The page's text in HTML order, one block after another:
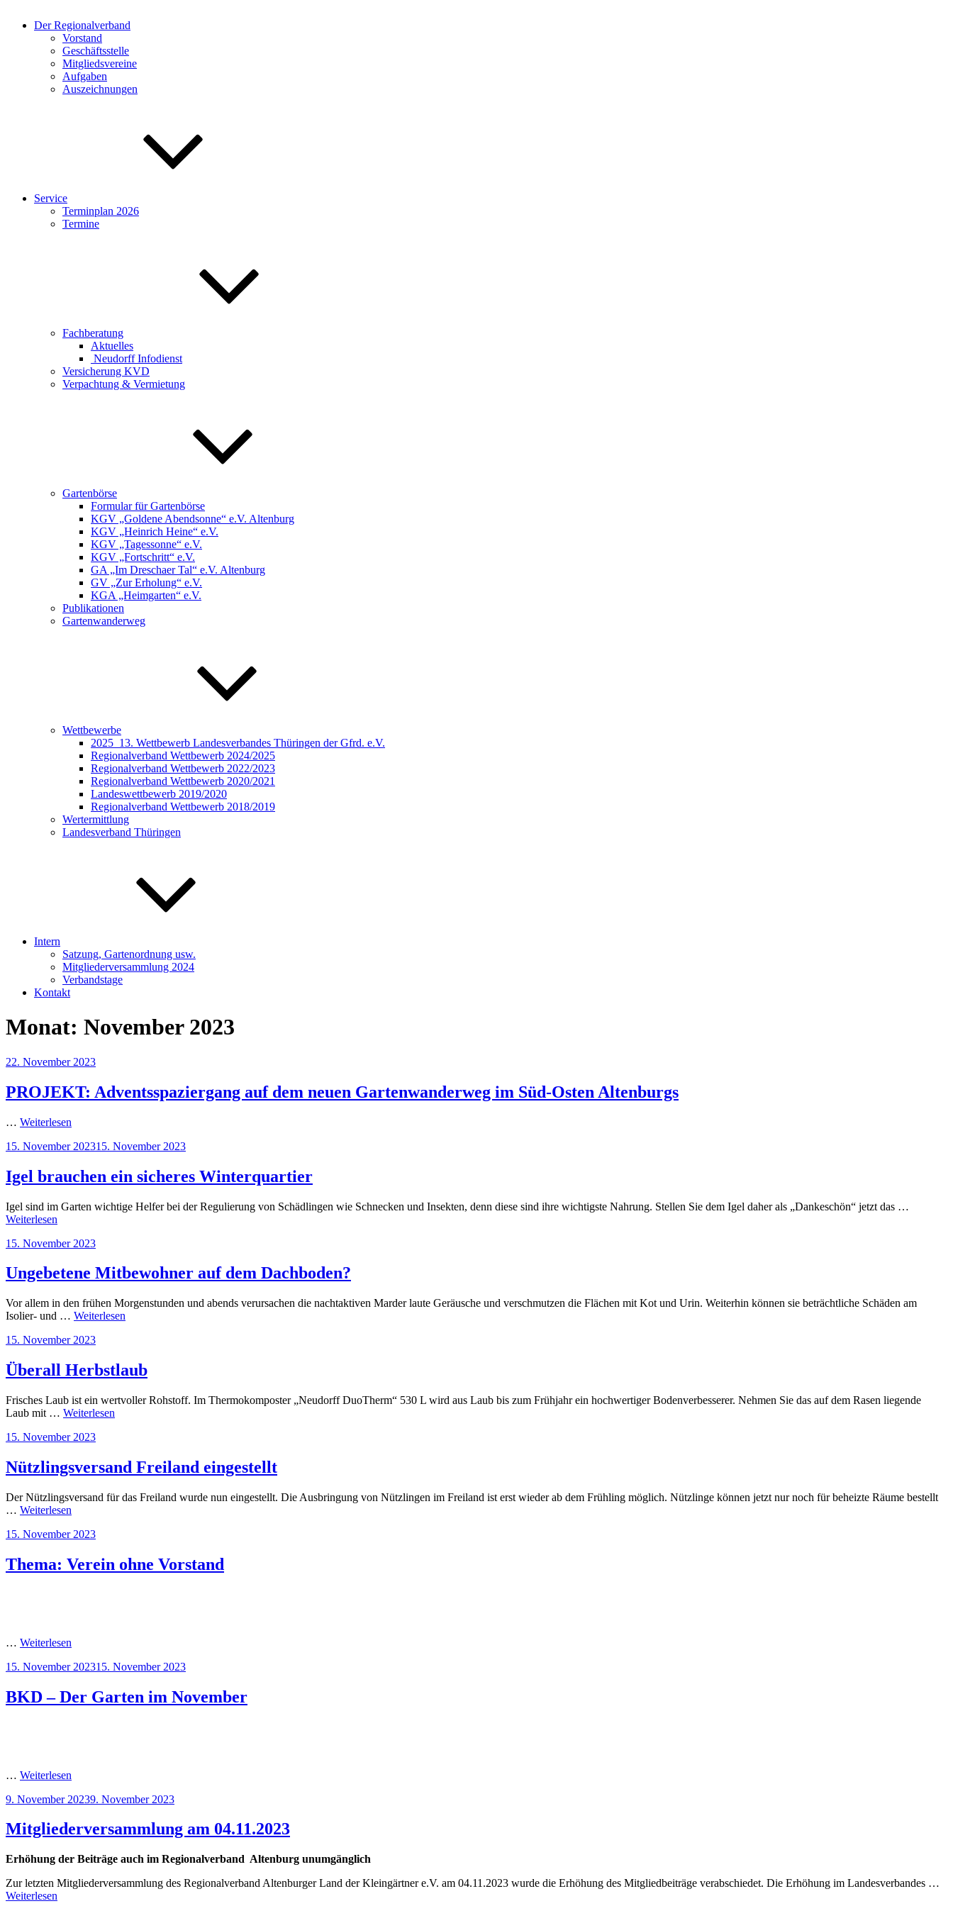
Der Regionalverband
Vorstand
Geschäftsstelle
Mitgliedsvereine
Aufgaben
Auszeichnungen
Service
Terminplan 2026
Termine
Fachberatung
Aktuelles
Neudorff Infodienst
Versicherung KVD
Verpachtung & Vermietung
Gartenbörse
Formular für Gartenbörse
KGV „Goldene Abendsonne“ e.V. Altenburg
KGV „Heinrich Heine“ e.V.
KGV „Tagessonne“ e.V.
KGV „Fortschritt“ e.V.
GA „Im Dreschaer Tal“ e.V. Altenburg
GV „Zur Erholung“ e.V.
KGA „Heimgarten“ e.V.
Publikationen
Gartenwanderweg
Wettbewerbe
2025_13. Wettbewerb Landesverbandes Thüringen der Gfrd. e.V.
Regionalverband Wettbewerb 2024/2025
Regionalverband Wettbewerb 2022/2023
Regionalverband Wettbewerb 2020/2021
Landeswettbewerb 2019/2020
Regionalverband Wettbewerb 2018/2019
Wertermittlung
Landesverband Thüringen
Intern
Satzung, Gartenordnung usw.
Mitgliederversammlung 2024
Verbandstage
Kontakt
Monat: November 2023
Veröffentlicht
22. November 2023
PROJEKT: Adventsspaziergang auf dem neuen Gartenwanderweg im Süd-Osten Altenburgs
… Weiterlesen
Veröffentlicht
15. November 202315. November 2023
Igel brauchen ein sicheres Winterquartier
Igel sind im Garten wichtige Helfer bei der Regulierung von Schädlingen wie Schnecken und Insekten, denn diese sind ihre wichtigste Nahrung. Stellen Sie dem Igel daher als „Dankeschön“ jetzt das …
Weiterlesen
Veröffentlicht
15. November 2023
Ungebetene Mitbewohner auf dem Dachboden?
Vor allem in den frühen Morgenstunden und abends verursachen die nachtaktiven Marder laute Geräusche und verschmutzen die Flächen mit Kot und Urin. Weiterhin können sie beträchtliche Schäden am
Isolier- und … Weiterlesen
Veröffentlicht
15. November 2023
Überall Herbstlaub
Frisches Laub ist ein wertvoller Rohstoff. Im Thermokomposter „Neudorff DuoTherm“ 530 L wird aus Laub bis zum Frühjahr ein hochwertiger Bodenverbesserer. Nehmen Sie das auf dem Rasen liegende
Laub mit … Weiterlesen
Veröffentlicht
15. November 2023
Nützlingsversand Freiland eingestellt
Der Nützlingsversand für das Freiland wurde nun eingestellt. Die Ausbringung von Nützlingen im Freiland ist erst wieder ab dem Frühling möglich. Nützlinge können jetzt nur noch für beheizte Räume bestellt
… Weiterlesen
Veröffentlicht
15. November 2023
Thema: Verein ohne Vorstand
… Weiterlesen
Veröffentlicht
15. November 202315. November 2023
BKD – Der Garten im November
… Weiterlesen
Veröffentlicht
9. November 20239. November 2023
Mitgliederversammlung am 04.11.2023
Erhöhung der Beiträge auch im Regionalverband Altenburg unumgänglich
Zur letzten Mitgliederversammlung des Regionalverband Altenburger Land der Kleingärtner e.V. am 04.11.2023 wurde die Erhöhung des Mitgliedbeiträge verabschiedet. Die Erhöhung im Landesverbandes …
Weiterlesen